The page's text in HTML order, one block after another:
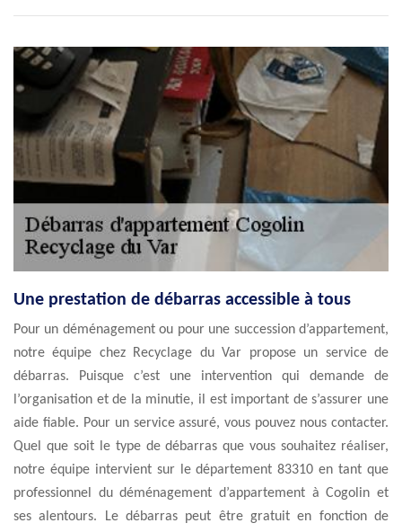
Une prestation de débarras accessible à tous
Pour un déménagement ou pour une succession d’appartement,
notre équipe chez Recyclage du Var propose un service de
débarras. Puisque c’est une intervention qui demande de
l’organisation et de la minutie, il est important de s’assurer une
aide fiable. Pour un service assuré, vous pouvez nous contacter.
Quel que soit le type de débarras que vous souhaitez réaliser,
notre équipe intervient sur le département 83310 en tant que
professionnel du déménagement d’appartement à Cogolin et
ses alentours. Le débarras peut être gratuit en fonction de